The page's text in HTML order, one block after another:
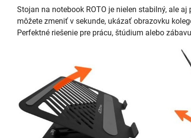
Stojan na notebook ROTO je nielen stabilný, ale
môžete zmeniť v sekunde, ukázať obrazovku
Perfektné riešenie pre prácu, štúdium alebo